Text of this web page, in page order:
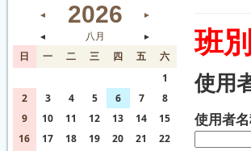
班
使用
使用者
◄ 2026
►
◄
八月 ►
日 一 二 三 四 五
六
1
2
3 4 5 6 7
8
9
10 11 12 13 14
15
16
17 18 19 20 21
22